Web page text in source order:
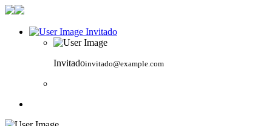
Invitado
Invitadoinvitado@example.com